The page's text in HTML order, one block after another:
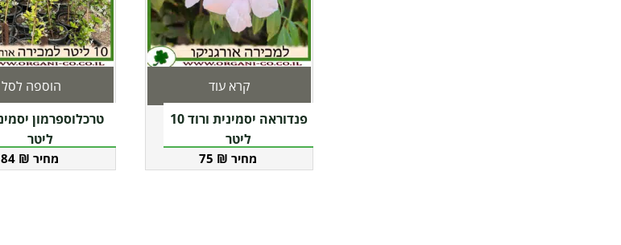
פנדוראה יסמינית ורוד 10
ליטר
75 ₪
קרא עוד
ליטר
84 ₪
הוספה לסל